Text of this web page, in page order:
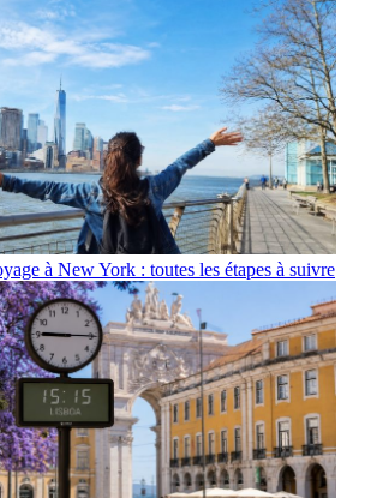
à New York : toutes les étapes à suivre